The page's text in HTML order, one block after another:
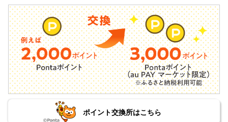
ポイント交換所はこちら